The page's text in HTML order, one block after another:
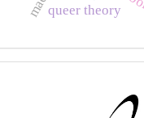
queer theory